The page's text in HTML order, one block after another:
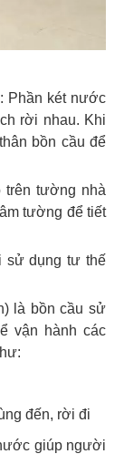
Phần két nước
rời nhau. Khi
bồn cầu để
trên tường nhà
tường để tiết
sử dụng tư thế
là bồn cầu sử
vận hành các
đến, rời đi
giúp người